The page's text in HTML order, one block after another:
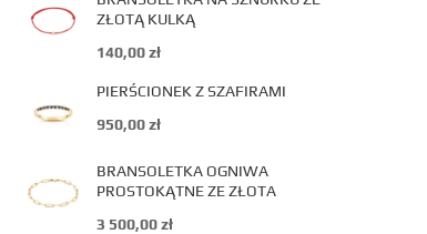
ZŁOTĄ KULKĄ
140,00zł
PIERŚCIONEK Z SZAFIRAMI
950,00zł
BRANSOLETKA OGNIWA
PROSTOKĄTNE ZE ZŁOTA
3 500,00zł